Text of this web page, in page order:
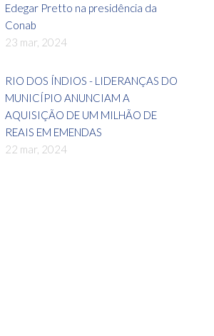
Edegar Pretto na presidência da
Conab
23 mar, 2024
RIO DOS ÍNDIOS - LIDERANÇAS DO
MUNICÍPIO ANUNCIAM A
AQUISIÇÃO DE UM MILHÃO DE
REAIS EM EMENDAS
22 mar, 2024